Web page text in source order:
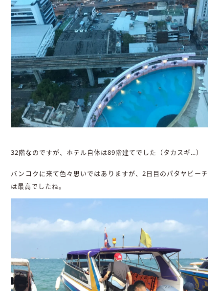
32階なのですが、ホテル自体は89階建てでした（タカスギ…）
バンコクに来て色々思いではありますが、2日目のパタヤビーチ
は最高でしたね。